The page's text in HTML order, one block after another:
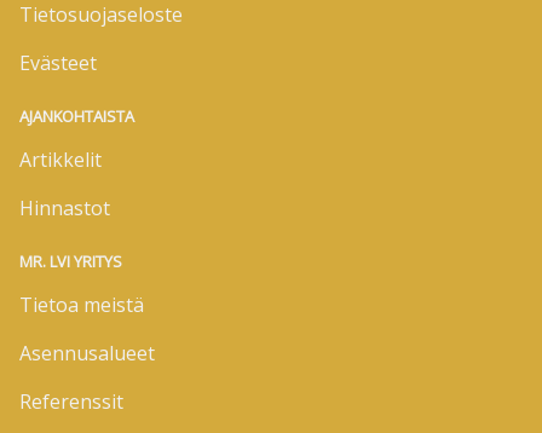
Tietosuojaseloste
Evästeet
AJANKOHTAISTA
Artikkelit
Hinnastot
MR. LVI YRITYS
Tietoa meistä
Asennusalueet
Referenssit